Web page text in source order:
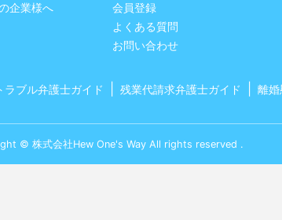
企業様へ
会員登録
よくある質問
お問い合わせ
ラブル弁護士ガイド 残業代請求弁護士ガイド 離婚
© 株式会社Hew One's Way All rights reserved .